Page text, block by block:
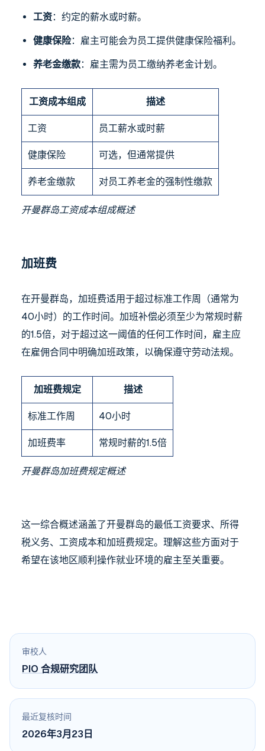
工资：约定的薪水或时薪。
健康保险：雇主可能会为员工提供健康保险福利。
养老金缴款：雇主需为员工缴纳养老金计划。
工资成本组成 描述
工资 员工薪水或时薪
健康保险 可选，但通常提供
养老金缴款 对员工养老金的强制性缴款
开曼群岛工资成本组成概述
加班费
在开曼群岛，加班费适用于超过标准工作周（通常为
40小时）的工作时间。加班补偿必须至少为常规时薪
的1.5倍，对于超过这一阈值的任何工作时间，雇主应
在雇佣合同中明确加班政策，以确保遵守劳动法规。
加班费规定 描述
标准工作周 40小时
加班费率 常规时薪的1.5倍
开曼群岛加班费规定概述
这一综合概述涵盖了开曼群岛的最低工资要求、所得
税义务、工资成本和加班费规定。理解这些方面对于
希望在该地区顺利操作就业环境的雇主至关重要。
审校人
PIO 合规研究团队
最近复核时间
2026年3月23日